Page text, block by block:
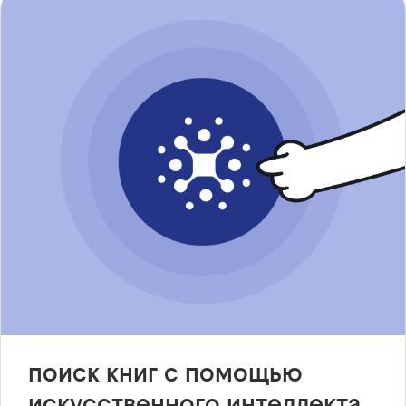
поиск книг с помощью